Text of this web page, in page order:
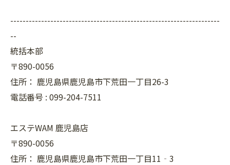
--------------------------------------------------------------------
--
統括本部
〒890-0056
住所： 鹿児島県鹿児島市下荒田一丁目26-3
電話番号 : 099-204-7511
エステWAM 鹿児島店
〒890-0056
住所： 鹿児島県鹿児島市下荒田一丁目11‐3